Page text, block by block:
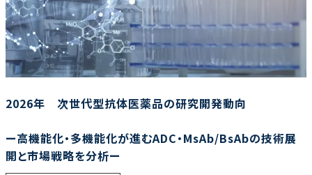
調査の種類で選ぶ
リセット
2026年 次世代型抗体医薬品の研究開発動向
ー高機能化・多機能化が進むADC・MsAb/BsAbの技術展
開と市場戦略を分析ー